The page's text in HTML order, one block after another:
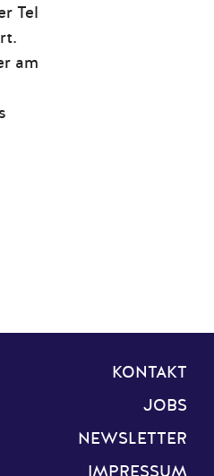
Tel
am
KONTAKT
JOBS
NEWSLETTER
IMPRESSUM